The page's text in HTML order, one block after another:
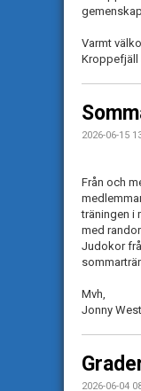
Varmt
2026-06-15
Från och
träningen i
med
Judokor
Mvh,
Jonny
2026-06-04